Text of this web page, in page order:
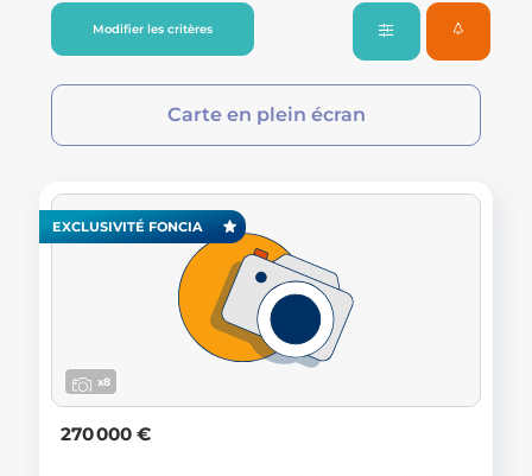
Modifier les critères
Carte en plein écran
EXCLUSIVITÉ FONCIA
x8
270 000 €